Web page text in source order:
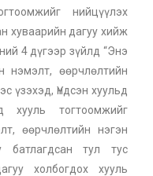
нийцүүлэх
хуваарийн дагуу хийж
4 дүгээр зүйлд “Энэ
нэмэлт, өөрчлөлтийн
үзэхэд, Үндсэн хуульд
хууль тогтоомжийг
өөрчлөлтийн нэгэн
батлагдсан тул тус
холбогдох хууль